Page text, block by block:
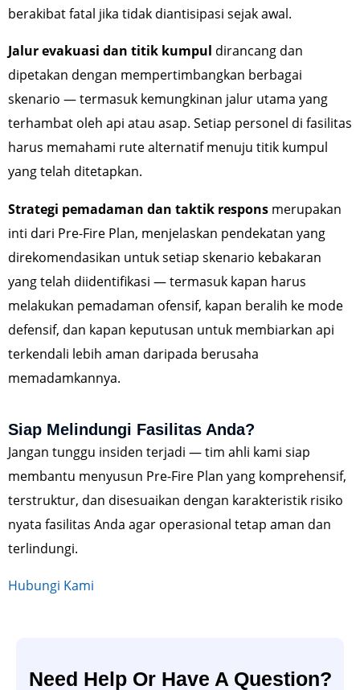
berakibat fatal jika tidak diantisipasi sejak awal.
Jalur evakuasi dan titik kumpul dirancang dan
dipetakan dengan mempertimbangkan berbagai
skenario — termasuk kemungkinan jalur utama yang
terhambat oleh api atau asap. Setiap personel di fasilitas
harus memahami rute alternatif menuju titik kumpul
yang telah ditetapkan.
Strategi pemadaman dan taktik respons merupakan
inti dari Pre-Fire Plan, menjelaskan pendekatan yang
direkomendasikan untuk setiap skenario kebakaran
yang telah diidentifikasi — termasuk kapan harus
melakukan pemadaman ofensif, kapan beralih ke mode
defensif, dan kapan keputusan untuk membiarkan api
terkendali lebih aman daripada berusaha
memadamkannya.
Siap Melindungi Fasilitas Anda?
Jangan tunggu insiden terjadi — tim ahli kami siap
membantu menyusun Pre-Fire Plan yang komprehensif,
terstruktur, dan disesuaikan dengan karakteristik risiko
nyata fasilitas Anda agar operasional tetap aman dan
terlindungi.
Hubungi Kami
Need Help Or Have A Question?